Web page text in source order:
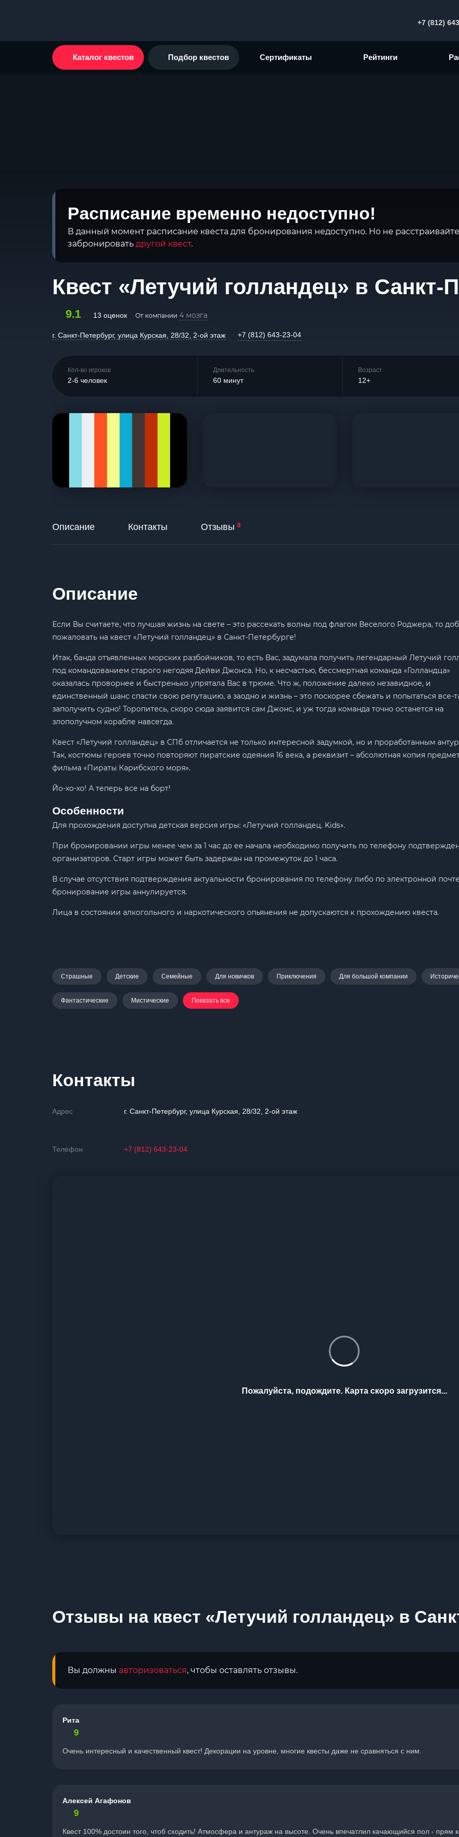
+7 (812)
Каталог квестов Подбор квестов Сертификаты Рейтинги
Расписание временно недоступно!
В данный момент расписание квеста для бронирования недоступно. Но не
забронировать другой квест.
Квест «Летучий голландец» в Санкт-
9.1 13 оценок От компании 4 мозга
г. Санкт-Петербург, улица Курская, 28/32, 2-ой этаж +7 (812) 643-23-04
Кол-во игроков
2-6 человек
Длительность
60 минут
Возраст
12+
Описание Контакты Отзывы 8
Описание
Если Вы считаете, что лучшая жизнь на свете – это рассекать волны под флагом Веселого Роджера, то
пожаловать на квест «Летучий голландец» в Санкт-Петербурге!
Итак, банда отъявленных морских разбойников, то есть Вас, задумала получить легендарный Летучий
под командованием старого негодяя Дейви Джонса. Но, к несчастью, бессмертная команда «Голландца»
оказалась проворнее и быстренько упрятала Вас в трюме. Что ж, положение далеко незавидное, и
единственный шанс спасти свою репутацию, а заодно и жизнь – это поскорее сбежать и попытаться все-
заполучить судно! Торопитесь, скоро сюда заявится сам Джонс, и уж тогда команда точно останется на
злополучном корабле навсегда.
Квест «Летучий голландец» в СПб отличается не только интересной задумкой, но и проработанным
Так, костюмы героев точно повторяют пиратские одеяния 16 века, а реквизит – абсолютная копия
фильма «Пираты Карибского моря».
Йо-хо-хо! А теперь все на борт!
Особенности
Для прохождения доступна детская версия игры: «Летучий голландец. Kids».
При бронировании игры менее чем за 1 час до ее начала необходимо получить по телефону
организаторов. Старт игры может быть задержан на промежуток до 1 часа.
В случае отсутствия подтверждения актуальности бронирования по телефону либо по электронной
бронирование игры аннулируется.
Лица в состоянии алкогольного и наркотического опьянения не допускаются к прохождению квеста.
Страшные Детские Семейные Для новичков Приключения Для большой компании
Фантастические Мистические Показать все
Контакты
Адрес г. Санкт-Петербург, улица Курская, 28/32, 2-ой этаж
Телефон +7 (812) 643-23-04
Пожалуйста, подождите. Карта скоро загрузится...
Отзывы на квест «Летучий голландец» в
Вы должны авторизоваться, чтобы оставлять отзывы.
Рита
9
Очень интересный и качественный квест! Декорации на уровне, многие квесты даже не сравняться с ним.
Алексей Агафонов
9
Квест 100% достоин того, чтоб сходить! Атмосфера и антураж на высоте. Очень впечатлил качающийся пол - прям